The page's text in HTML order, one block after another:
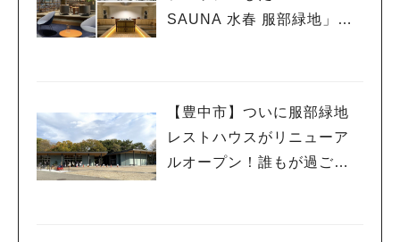
SAUNA 水春 服部緑地」、
【豊中市】ついに服部緑地
レストハウスがリニューア
ルオープン！誰もが過ごし